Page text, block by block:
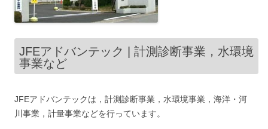
JFEアドバンテック | 計測診断事業，水環境
事業など
JFEアドバンテックは，計測診断事業，水環境事業，海洋・河
川事業，計量事業などを行っています。